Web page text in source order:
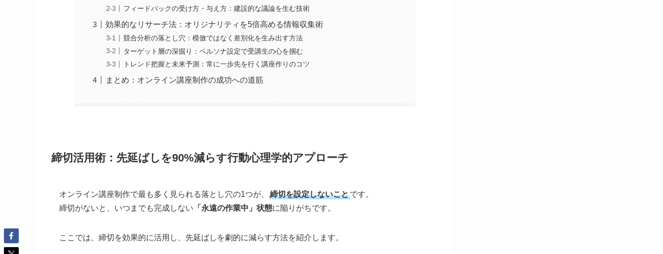
フィードバックの受け方・与え方：建設的な議論を生む技術
効果的なリサーチ法：オリジナリティを5倍高める情報収集術
競合分析の落とし穴：模倣ではなく差別化を生み出す方法
ターゲット層の深掘り：ペルソナ設定で受講生の心を掴む
トレンド把握と未来予測：常に一歩先を行く講座作りのコツ
まとめ：オンライン講座制作の成功への道筋
締切活用術：先延ばしを90%減らす行動心理学的アプローチ
オンライン講座制作で最も多く見られる落とし穴の1つが、 締切を設定しないことです。
締切がないと、いつまでも完成しない 「永遠の作業中」状態に陥りがちです。
ここでは、締切を効果的に活用し、先延ばしを劇的に減らす方法を紹介します。